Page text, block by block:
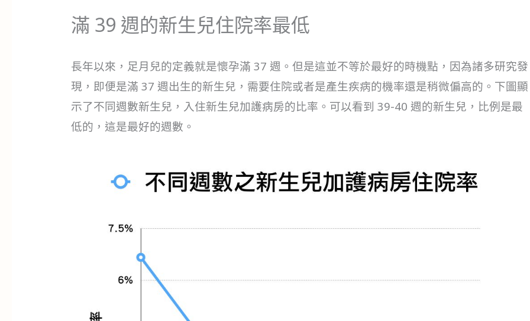
滿 39 週的新生兒住院率最低
長年以來，足月兒的定義就是懷孕滿 37 週。但是這並不等於最好的時機點，因為諸多研究發
現，即便是滿 37 週出生的新生兒，需要住院或者是產生疾病的機率還是稍微偏高的。下圖顯
示了不同週數新生兒，入住新生兒加護病房的比率。可以看到 39-40 週的新生兒，比例是最
低的，這是最好的週數。